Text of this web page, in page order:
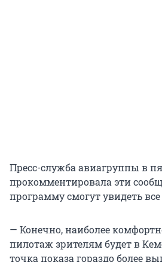
Пресс-служба авиагруппы в
прокомментировала эти
программу смогут увидеть все
— Конечно, наиболее
пилотаж зрителям будет в
точка показа гораздо более